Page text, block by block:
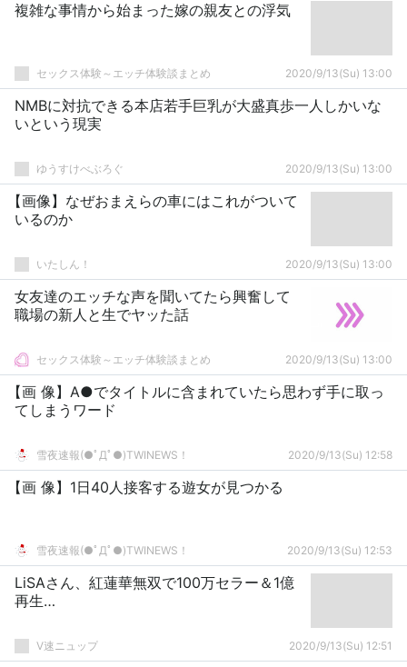
複雑な事情から始まった嫁の親友との浮気
セックス体験～エッチ体験談まとめ 2020/9/13(Su) 13:00
NMBに対抗できる本店若手巨乳が大盛真歩一人しかいな
いという現実
ゆうすけべぶろぐ 2020/9/13(Su) 13:00
【画像】なぜおまえらの車にはこれがついて
いるのか
いたしん！ 2020/9/13(Su) 13:00
女友達のエッチな声を聞いてたら興奮して
職場の新人と生でヤッた話
セックス体験～エッチ体験談まとめ 2020/9/13(Su) 13:00
【画 像】A●でタイトルに含まれていたら思わず手に取っ
てしまうワード
雪夜速報(●ﾟДﾟ●)TWINEWS！ 2020/9/13(Su) 12:58
【画 像】1日40人接客する遊女が見つかる
雪夜速報(●ﾟДﾟ●)TWINEWS！ 2020/9/13(Su) 12:53
LiSAさん、紅蓮華無双で100万セラー＆1億
再生…
V速ニュップ 2020/9/13(Su) 12:51